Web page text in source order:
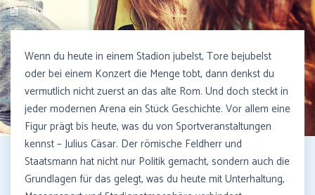
Blog
Wenn du heute in einem Stadion jubelst, Tore bejubelst
oder bei einem Konzert die Menge tobt, dann denkst du
vermutlich nicht zuerst an das alte Rom. Und doch steckt in
jeder modernen Arena ein Stück Geschichte. Vor allem eine
Figur prägt bis heute, was du von Sportveranstaltungen
kennst – Julius Cäsar. Der römische Feldherr und
Staatsmann hat nicht nur Politik gemacht, sondern auch die
Grundlagen für das gelegt, was du heute mit Unterhaltung,